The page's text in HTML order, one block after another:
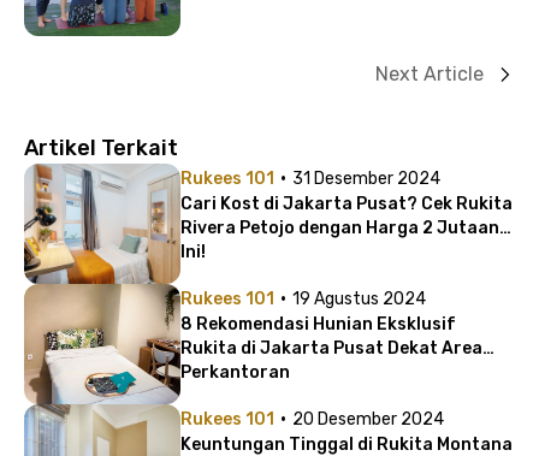
Next Article
Artikel Terkait
Rukees 101 · 31 Desember 2024
Cari Kost di Jakarta Pusat? Cek Rukita
Rivera Petojo dengan Harga 2 Jutaan
Ini!
Rukees 101 · 19 Agustus 2024
8 Rekomendasi Hunian Eksklusif
Rukita di Jakarta Pusat Dekat Area
Perkantoran
Rukees 101 · 20 Desember 2024
Keuntungan Tinggal di Rukita Montana